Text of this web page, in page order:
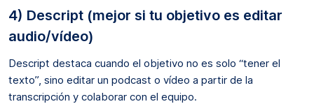
4) Descript (mejor si tu objetivo es editar
audio/vídeo)
Descript destaca cuando el objetivo no es solo “tener el
texto”, sino editar un podcast o vídeo a partir de la
transcripción y colaborar con el equipo.